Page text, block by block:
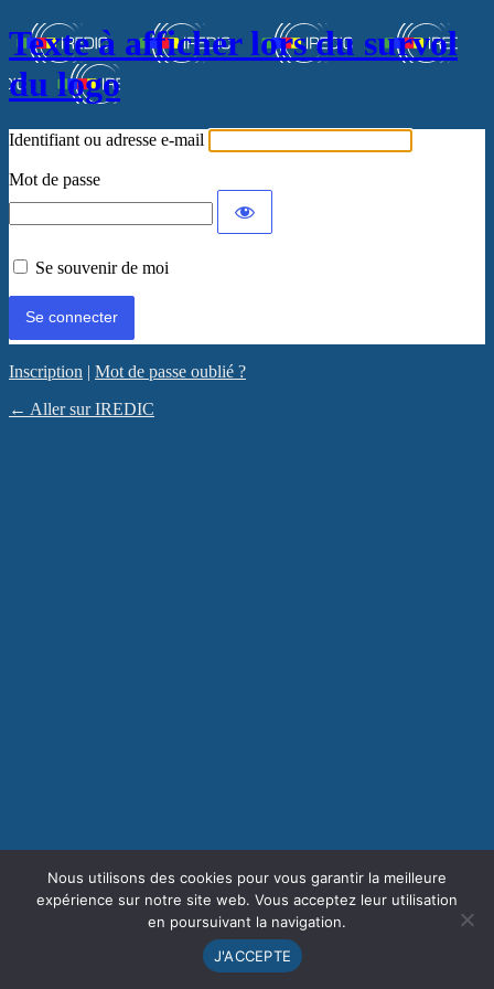
Texte à afficher lors du survol
du logo
Identifiant ou adresse e-mail
Mot de passe
Se souvenir de moi
Inscription | Mot de passe oublié ?
← Aller sur IREDIC
Nous utilisons des cookies pour vous garantir la meilleure
expérience sur notre site web. Vous acceptez leur utilisation
en poursuivant la navigation.
J'ACCEPTE